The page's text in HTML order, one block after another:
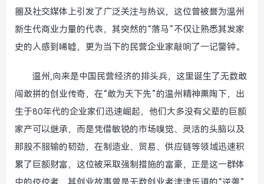
圈及社交媒体上引发了广泛关注与热议，这位曾被誉为温州
新生代商业力量的代表，其突然的“落马”不仅让熟悉其发家
史的人感到唏嘘，更为当下的民营企业家敲响了一记警钟。
温州,向来是中国民营经济的排头兵，这里诞生了无数敢
闯敢拼的创业传奇，在“敢为天下先”的温州精神熏陶下，出
生于80年代的企业家们迅速崛起，他们大多没有父辈的巨额
家产可以继承，而是凭借敏锐的市场嗅觉、灵活的头脑以及
那股不服输的韧劲，在制造业、贸易、供应链等领域迅速积
累了巨额财富，这位被采取强制措施的富豪，正是这一群体